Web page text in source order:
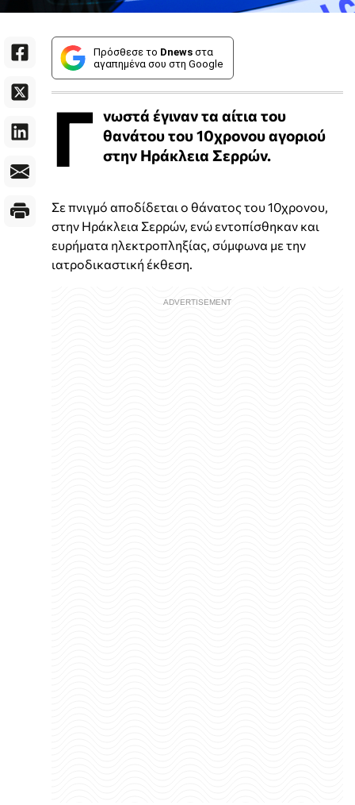
Πρόσθεσε το Dnews στα
αγαπημένα σου στη Google
Γ νωστά έγιναν τα αίτια του
θανάτου του 10χρονου αγοριού
στην Ηράκλεια Σερρών.
Σε πνιγμό αποδίδεται ο θάνατος του 10χρονου,
στην Ηράκλεια Σερρών, ενώ εντοπίσθηκαν και
ευρήματα ηλεκτροπληξίας, σύμφωνα με την
ιατροδικαστική έκθεση.